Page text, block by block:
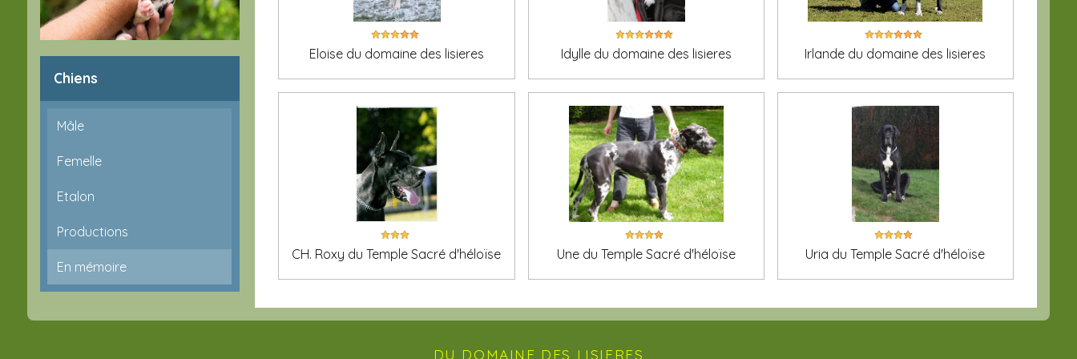
Chiens
Mâle
Femelle
Etalon
Productions
En mémoire
Eloise du domaine des lisieres Idylle du domaine des lisieres Irlande du domaine des lisieres
CH. Roxy du Temple Sacré d'héloïse Une du Temple Sacré d'héloïse Uria du Temple Sacré d'héloïse
DU DOMAINE DES LISIERES